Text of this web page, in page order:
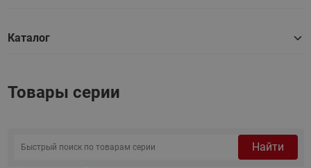
Каталог
Товары серии
Найти